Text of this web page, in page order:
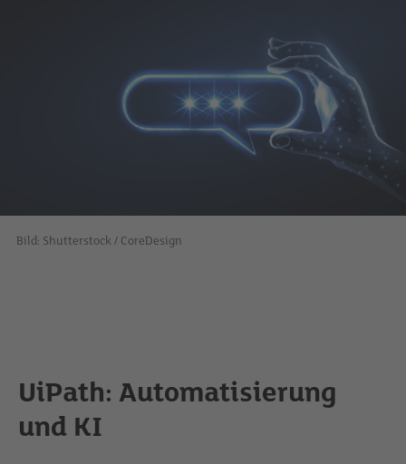
Bild: Shutterstock / CoreDesign
UiPath: Automatisierung
und KI